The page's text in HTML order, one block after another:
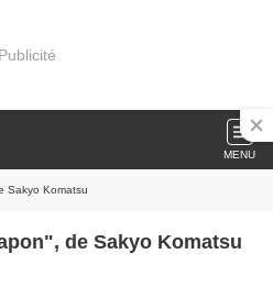
Publicité
MENU
Sakyo Komatsu
de Sakyo Komatsu